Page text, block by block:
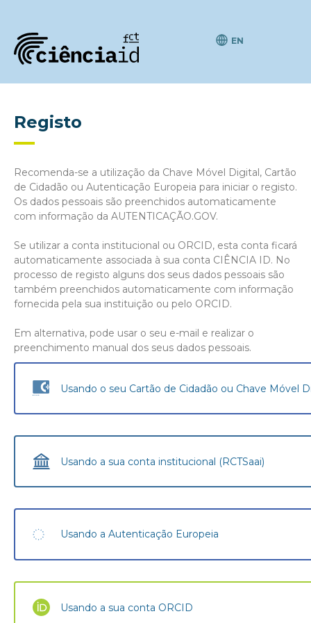
EN
Registo
Recomenda-se a utilização da Chave Móvel Digital, Cartão
de Cidadão ou Autenticação Europeia para iniciar o registo.
Os dados pessoais são preenchidos automaticamente
com informação da AUTENTICAÇÃO.GOV.
Se utilizar a conta institucional ou ORCID, esta conta ficará
automaticamente associada à sua conta CIÊNCIA ID. No
processo de registo alguns dos seus dados pessoais são
também preenchidos automaticamente com informação
fornecida pela sua instituição ou pelo ORCID.
Em alternativa, pode usar o seu e-mail e realizar o
preenchimento manual dos seus dados pessoais.
Usando o seu Cartão de Cidadão ou Chave Móvel
Usando a sua conta institucional (RCTSaai)
Usando a Autenticação Europeia
Usando a sua conta ORCID